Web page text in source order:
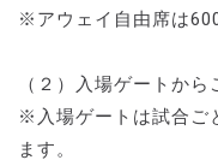
※アウェイ自由席は
（２）入場ゲートから
※入場ゲートは試合ご
ます。